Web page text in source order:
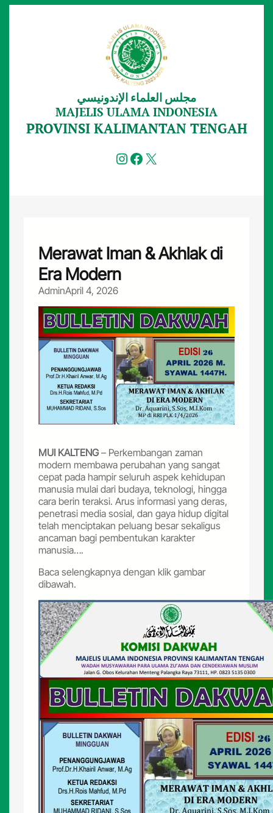
مجلس العلماء الإندونيسي
MAJELIS ULAMA INDONESIA
PROVINSI KALIMANTAN TENGAH
Instagram Facebook X
Merawat Iman & Akhlak di
Era Modern
AdminApril 4, 2026
MUI KALTENG– Perkembangan zaman
modern membawa perubahan yang sangat
cepat pada hampir seluruh aspek kehidupan
manusia mulai dari budaya, teknologi, hingga
cara berin teraksi. Arus informasi yang deras,
penetrasi media sosial, dan gaya hidup digital
telah menciptakan peluang besar sekaligus
ancaman bagi pembentukan karakter
manusia….
Baca selengkapnya dengan klik gambar
dibawah.